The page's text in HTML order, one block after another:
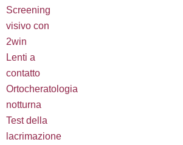
Screening
visivo con
2win
Lenti a
contatto
Ortocheratologia
notturna
Test della
lacrimazione